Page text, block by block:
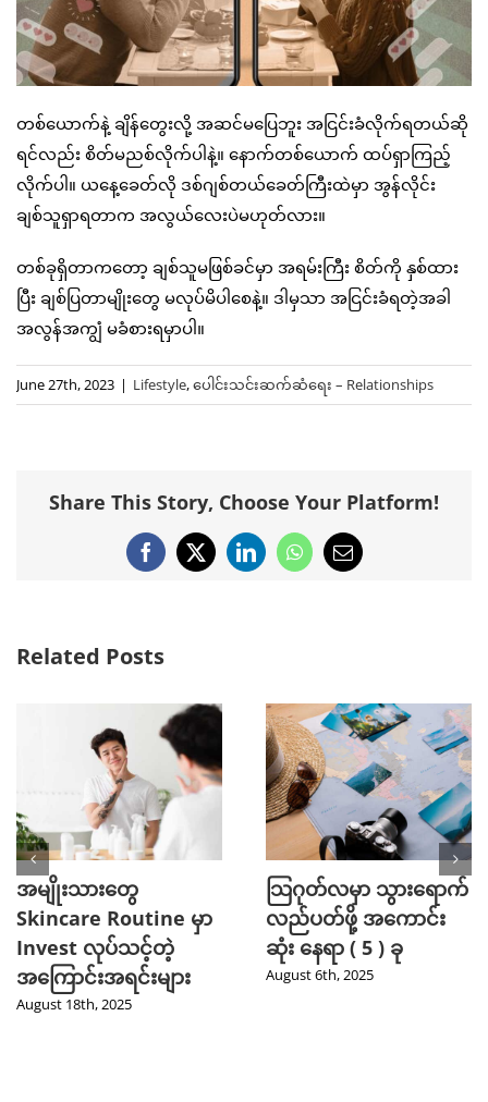
တစ်ယောက်နဲ့ ချိန်တွေးလို့ အဆင်မပြေဘူး အငြင်းခံလိုက်ရတယ်ဆို
ရင်လည်း စိတ်မညစ်လိုက်ပါနဲ့။ နောက်တစ်ယောက် ထပ်ရှာကြည့်
လိုက်ပါ။ ယနေ့ခေတ်လို ဒစ်ဂျစ်တယ်ခေတ်ကြီးထဲမှာ အွန်လိုင်း
ချစ်သူရှာရတာက အလွယ်လေးပဲမဟုတ်လား။
တစ်ခုရှိတာကတော့ ချစ်သူမဖြစ်ခင်မှာ အရမ်းကြီး စိတ်ကို နှစ်ထား
ပြီး ချစ်ပြတာမျိုးတွေ မလုပ်မိပါစေနဲ့။ ဒါမှသာ အငြင်းခံရတဲ့အခါ
အလွန်အကျွံ မခံစားရမှာပါ။
June 27th, 2023 | Lifestyle,ပေါင်းသင်းဆက်ဆံရေး – Relationships
Share This Story, Choose Your Platform!
Facebook
X LinkedInWhatsApp
Email
Related Posts
အမျိုးသားတွေ
Skincare Routine မှာ
Invest လုပ်သင့်တဲ့
အကြောင်းအရင်းများ
August 18th, 2025
သြဂုတ်လမှာ သွားရောက်
လည်ပတ်ဖို့ အကောင်း
ဆုံး နေရာ ( 5 ) ခု
August 6th, 2025